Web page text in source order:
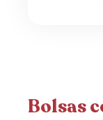
Bolsas